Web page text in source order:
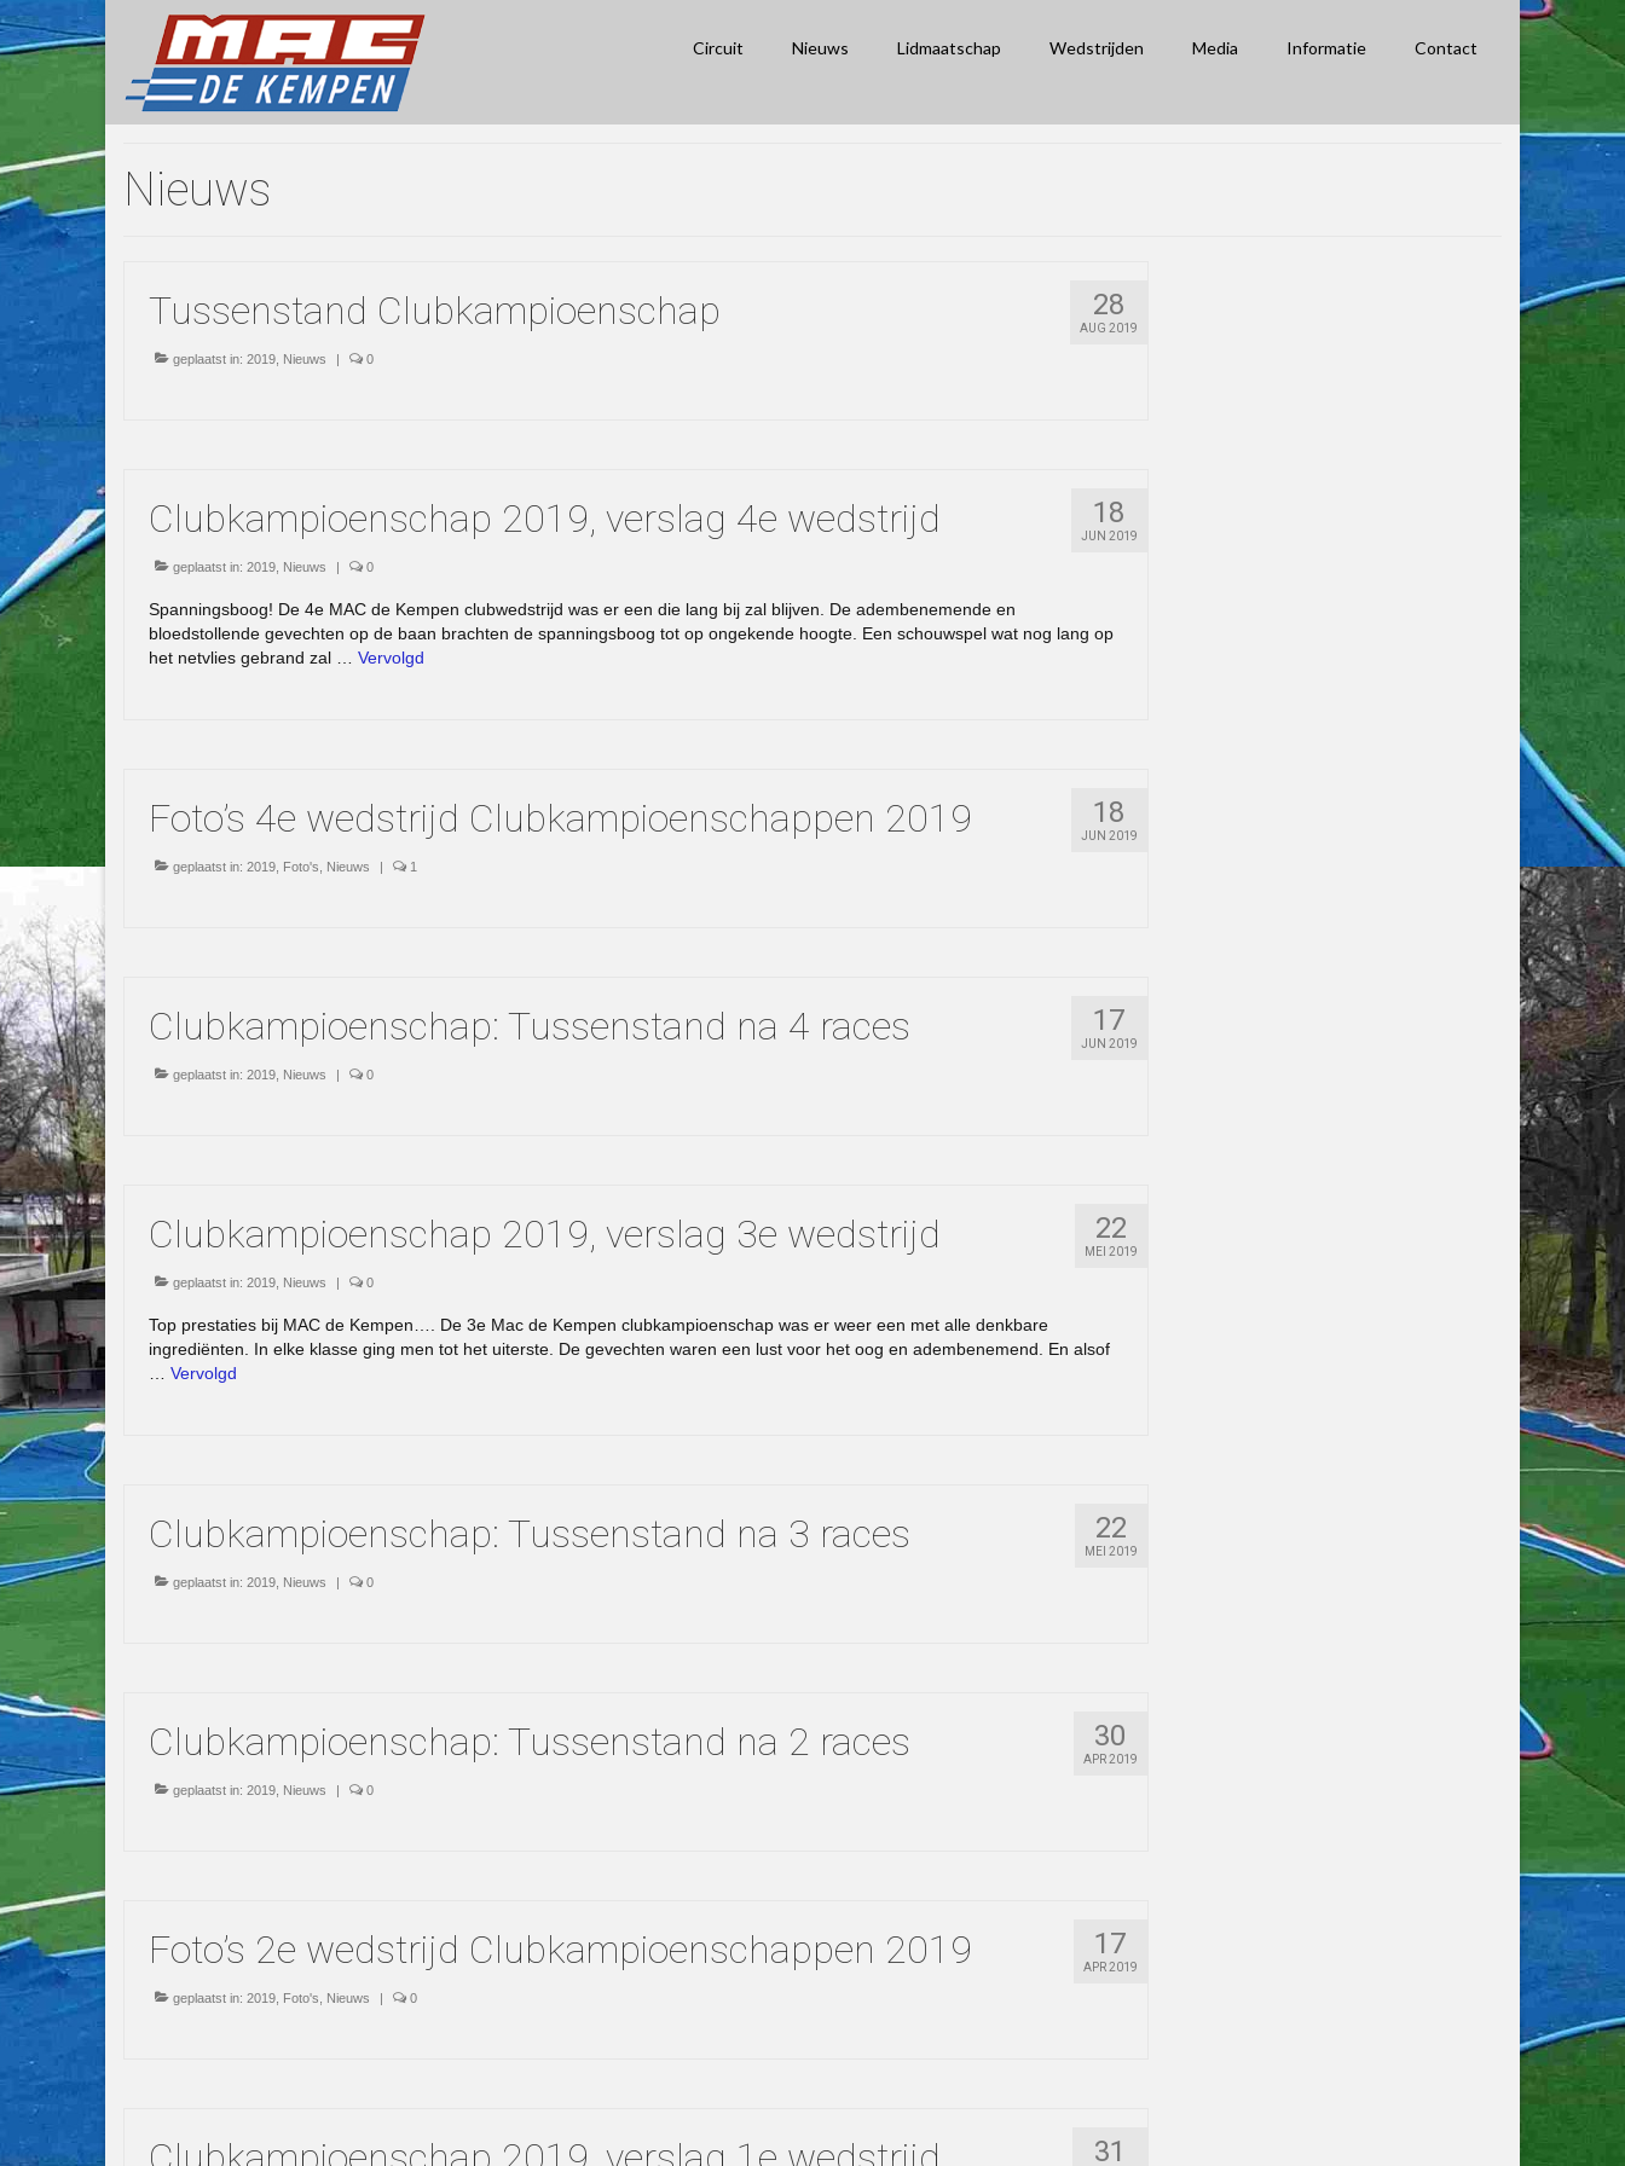
Circuit Nieuws Lidmaatschap Wedstrijden Media Informatie Contact
Nieuws
28
AUG 2019
Tussenstand Clubkampioenschap
geplaatst in: 2019 Nieuws | 0
18
JUN 2019
Clubkampioenschap 2019, verslag 4e wedstrijd
geplaatst in: 2019 Nieuws | 0
Spanningsboog! De 4e MAC de Kempen clubwedstrijd was er een die lang bij zal blijven. De adembenemende en
bloedstollende gevechten op de baan brachten de spanningsboog tot op ongekende hoogte. Een schouwspel wat nog lang op
het netvlies gebrand zal … Vervolgd
18
JUN 2019
Foto’s 4e wedstrijd Clubkampioenschappen 2019
geplaatst in: 2019 Foto's Nieuws | 1
17
JUN 2019
Clubkampioenschap: Tussenstand na 4 races
geplaatst in: 2019 Nieuws | 0
22
MEI 2019
Clubkampioenschap 2019, verslag 3e wedstrijd
geplaatst in: 2019 Nieuws | 0
Top prestaties bij MAC de Kempen…. De 3e Mac de Kempen clubkampioenschap was er weer een met alle denkbare
ingrediënten. In elke klasse ging men tot het uiterste. De gevechten waren een lust voor het oog en adembenemend. En alsof
Vervolgd
22
MEI 2019
Clubkampioenschap: Tussenstand na 3 races
geplaatst in: 2019 Nieuws | 0
30
APR 2019
Clubkampioenschap: Tussenstand na 2 races
geplaatst in: 2019 Nieuws | 0
17
APR 2019
Foto’s 2e wedstrijd Clubkampioenschappen 2019
geplaatst in: 2019 Foto's Nieuws | 0
31